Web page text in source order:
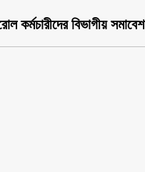
কর্মচারীদের বিভাগীয় সমাবেশ